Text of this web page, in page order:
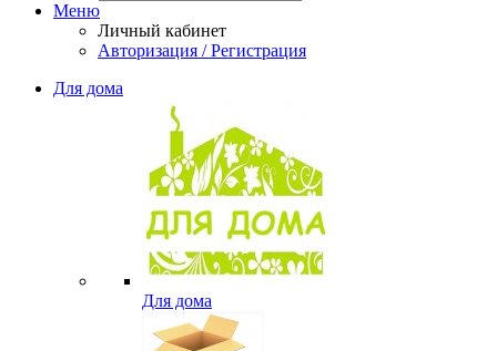
Меню
Личный кабинет
Авторизация / Регистрация
Для дома
Для дома